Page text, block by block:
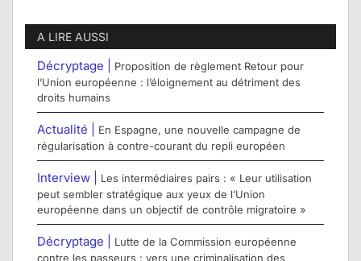
A LIRE AUSSI
Décryptage |
Proposition de règlement Retour pour
l’Union européenne : l’éloignement au détriment des
droits humains
Actualité |
En Espagne, une nouvelle campagne de
régularisation à contre-courant du repli européen
Interview |
Les intermédiaires pairs : « Leur utilisation
peut sembler stratégique aux yeux de l’Union
européenne dans un objectif de contrôle migratoire »
Décryptage |
Lutte de la Commission européenne
contre les passeurs : vers une criminalisation des